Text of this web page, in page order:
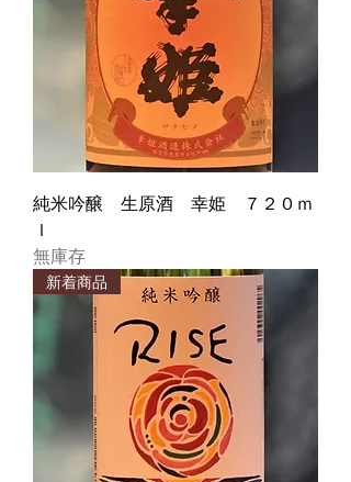
純米吟醸 生原酒 幸姫 ７２０ｍ
ｌ
無庫存
新着商品